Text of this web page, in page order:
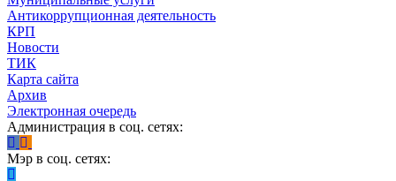
Антикоррупционная деятельность
КРП
Новости
ТИК
Карта сайта
Архив
Электронная очередь
Администрация в соц. сетях:
Мэр в соц. сетях: